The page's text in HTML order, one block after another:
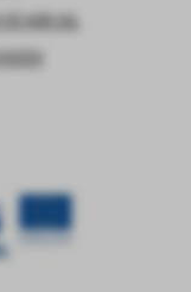
HORJUL